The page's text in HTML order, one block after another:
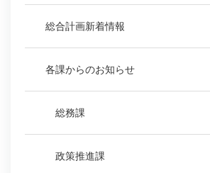
総合計画新着情報
各課からのお知らせ
総務課
政策推進課